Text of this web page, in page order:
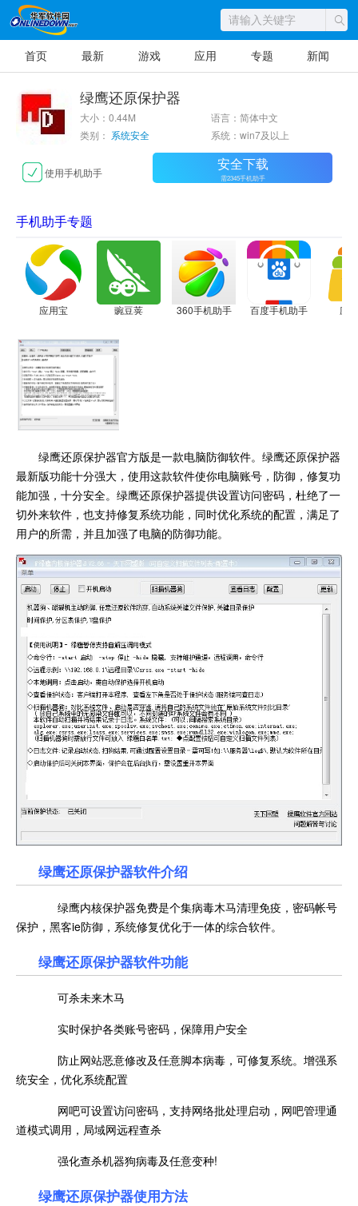
首页 最新 游戏 应用 专题 新闻
绿鹰还原保护器
大小：0.44M
语言：简体中文
类别： 系统安全 系统：win7及以上
使用手机助手 安全下载
需2345手机助手
手机助手专题
应用宝 豌豆荚 360手机助手 百度手机助手 应
绿鹰还原保护器官方版是一款电脑防御软件。绿鹰还原保护器
最新版功能十分强大，使用这款软件使你电脑账号，防御，修复功
能加强，十分安全。绿鹰还原保护器提供设置访问密码，杜绝了一
切外来软件，也支持修复系统功能，同时优化系统的配置，满足了
用户的所需，并且加强了电脑的防御功能。
绿鹰还原保护器软件介绍
绿鹰内核保护器免费是个集病毒木马清理免疫，密码帐号
保护，黑客ie防御，系统修复优化于一体的综合软件。
绿鹰还原保护器软件功能
可杀未来木马
实时保护各类账号密码，保障用户安全
防止网站恶意修改及任意脚本病毒，可修复系统。增强系
统安全，优化系统配置
网吧可设置访问密码，支持网络批处理启动，网吧管理通
道模式调用，局域网远程查杀
强化查杀机器狗病毒及任意变种!
绿鹰还原保护器使用方法